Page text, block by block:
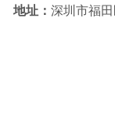
地址： 深圳市福